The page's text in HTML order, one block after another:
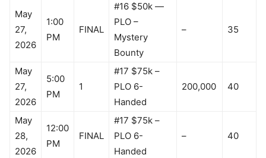
May
27,
2026
1:00
PM
FINAL
#16 $50k —
PLO –
Mystery
Bounty
– 35
May
27,
2026
5:00
PM
1
#17 $75k –
PLO 6-
Handed
200,000 40
May
28,
2026
12:00
PM
FINAL
#17 $75k –
PLO 6-
Handed
– 40